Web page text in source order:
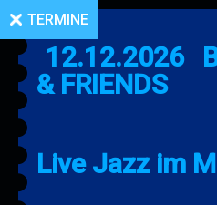
TERMINE
12.12.2026
& FRIENDS
Live Jazz im